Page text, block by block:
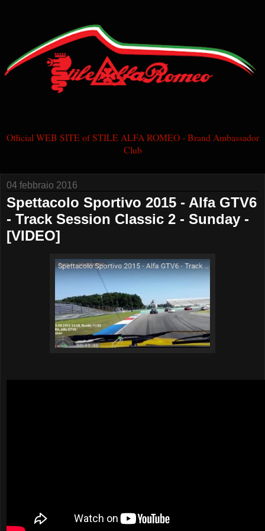
Official WEB SITE of STILE ALFA ROMEO - Brand Ambassador
Club
04 febbraio 2016
Spettacolo Sportivo 2015 - Alfa GTV6
- Track Session Classic 2 - Sunday -
[VIDEO]